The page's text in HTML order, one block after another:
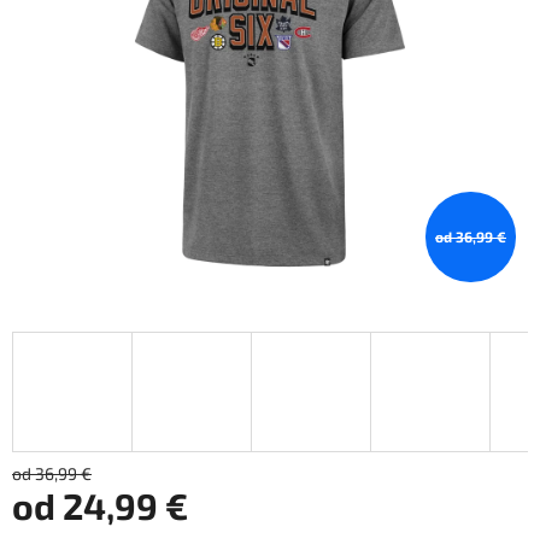
od 36,99 €
od 36,99 €
od 24,99 €